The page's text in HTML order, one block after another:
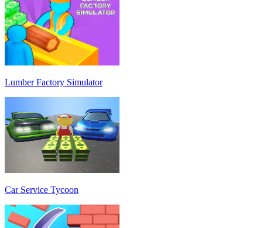
Lumber Factory Simulator
Car Service Tycoon